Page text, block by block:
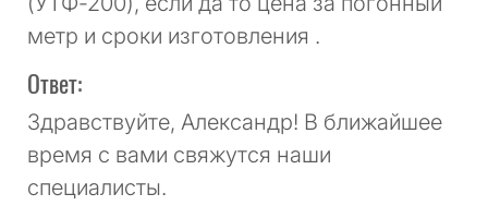
метр и сроки изготовления .
Ответ:
Здравствуйте, Александр! В ближайшее
время с вами свяжутся наши
специалисты.